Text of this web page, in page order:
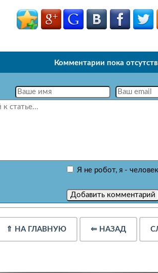
Комментарии пока
Я не робот, я -
⇑ НА ГЛАВНУЮ ⇐ НАЗАД